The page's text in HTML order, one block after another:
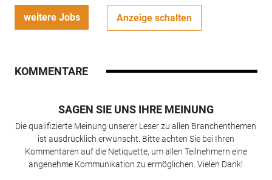
weitere Jobs Anzeige schalten
KOMMENTARE
SAGEN SIE UNS IHRE MEINUNG
Die qualifizierte Meinung unserer Leser zu allen Branchenthemen
ist ausdrücklich erwünscht. Bitte achten Sie bei Ihren
Kommentaren auf die Netiquette, um allen Teilnehmern eine
angenehme Kommunikation zu ermöglichen. Vielen Dank!